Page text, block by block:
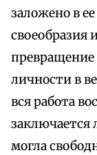
заложено в
своеобразия
превращение
личности в
вся работа
могла